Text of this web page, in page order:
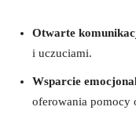
Otwarte
i uczuciami.
Wsparcie⁣
⁤oferowania pomocy